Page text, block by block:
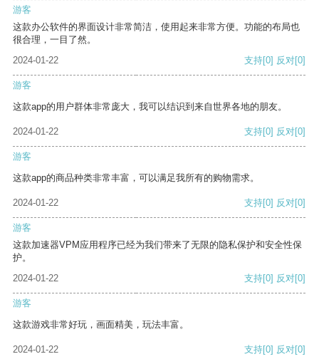
游客
这款办公软件的界面设计非常简洁，使用起来非常方便。功能的布局也
很合理，一目了然。
2024-01-22
支持[0] 反对[0]
游客
这款app的用户群体非常庞大，我可以结识到来自世界各地的朋友。
2024-01-22 支持[0] 反对[0]
游客
这款app的商品种类非常丰富，可以满足我所有的购物需求。
2024-01-22 支持[0] 反对[0]
游客
这款加速器VPM应用程序已经为我们带来了无限的隐私保护和安全性保
护。
2024-01-22
支持[0] 反对[0]
游客
这款游戏非常好玩，画面精美，玩法丰富。
2024-01-22 支持[0] 反对[0]